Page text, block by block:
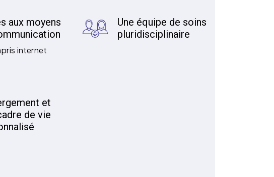
aux moyens
internet
Une équipe de soins
pluridisciplinaire
et
de vie